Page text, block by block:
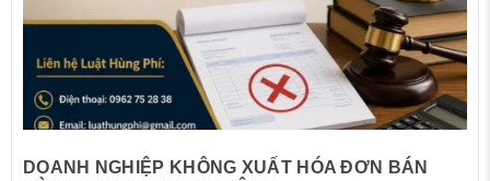
DOANH NGHIỆP KHÔNG XUẤT HÓA ĐƠN BÁN